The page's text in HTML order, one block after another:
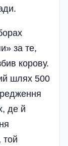
за те,
корову.
шлях 500
де й
той